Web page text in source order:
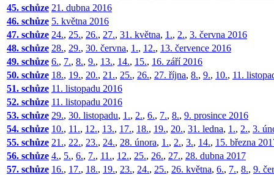
45. schůze 21. dubna 2016
46. schůze 5. května 2016
47. schůze 24., 25., 26., 27., 31. května, 1., 2., 3. června 2016
48. schůze 28., 29., 30. června, 1., 12., 13. července 2016
49. schůze 6., 7., 8., 9., 13., 14., 15., 16. září 2016
50. schůze 18., 19., 20., 21., 25., 26., 27. října, 8., 9., 10., 11.
51. schůze 11. listopadu 2016
52. schůze 11. listopadu 2016
53. schůze 29., 30. listopadu, 1., 2., 6., 7., 8., 9. prosince 2016
54. schůze 10., 11., 12., 13., 17., 18., 19., 20., 31. ledna, 1., 2., 3.
55. schůze 21., 22., 23., 24., 28. února, 1., 2., 3., 14., 15. března
56. schůze 4., 5., 6., 7., 11., 12., 25., 26., 27., 28. dubna 2017
57. schůze 16., 17., 18., 19., 23., 24., 25., 26. května, 6., 7., 8., 9.